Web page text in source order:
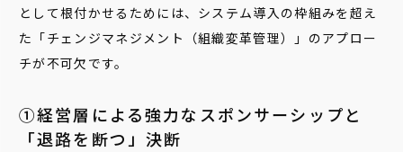
として根付かせるためには、システム導入の枠組みを超え
た「チェンジマネジメント（組織変革管理）」のアプロー
チが不可欠です。
➀経営層による強力なスポンサーシップと
「退路を断つ」決断